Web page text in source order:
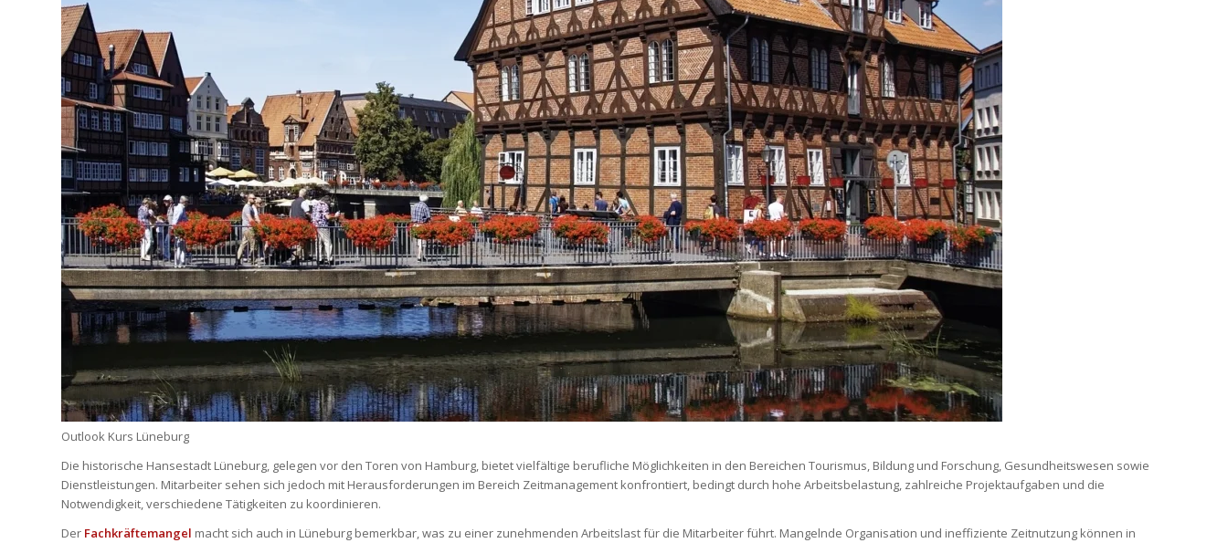
Outlook Kurs Lüneburg
Die historische Hansestadt Lüneburg, gelegen vor den Toren von Hamburg, bietet vielfältige berufliche Möglichkeiten in den Bereichen Tourismus, Bildung und Forschung, Gesundheitswesen sowie
Dienstleistungen. Mitarbeiter sehen sich jedoch mit Herausforderungen im Bereich Zeitmanagement konfrontiert, bedingt durch hohe Arbeitsbelastung, zahlreiche Projektaufgaben und die
Notwendigkeit, verschiedene Tätigkeiten zu koordinieren.
Der Fachkräftemangel macht sich auch in Lüneburg bemerkbar, was zu einer zunehmenden Arbeitslast für die Mitarbeiter führt. Mangelnde Organisation und ineffiziente Zeitnutzung können in